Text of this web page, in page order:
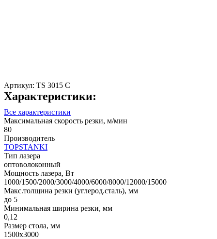
Артикул: TS 3015 C
Характеристики:
Все характеристики
Максимальная скорость резки, м/мин
80
Производитель
TOPSTANKI
Тип лазера
оптоволоконный
Мощность лазера, Вт
1000/1500/2000/3000/4000/6000/8000/12000/15000
Макс.толщина резки (углерод.сталь), мм
до 5
Минимальная ширина резки, мм
0,12
Размер стола, мм
1500x3000